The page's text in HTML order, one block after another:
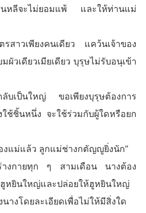
ลีจะไม่ยอมแพ้ และให้ท่านแม่
สาวเพียงคนเดียว แคว้นเจ้าของ
ผัวเดียวเมียเดียว บุรุษไม่รับอนุเข้า
ลับเป็นใหญ่ ขอเพียงบุรุษต้องการ
ใช้ชิ้นหนึ่ง จะใช้ร่วมกับผู้ใดหรือยก
งแม่แล้ว ลูกแม่ช่างกตัญญูยิ่งนัก”
างกายทุก ๆ สามเดือน นางต้อง
หยินใหญ่และปล่อยให้ฮูหยินใหญ่
นางโดยละเอียดเพื่อไม่ให้มีสิ่งใด